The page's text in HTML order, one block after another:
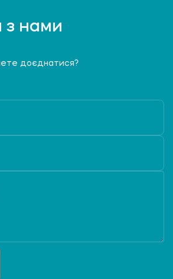
з нами
доєднатися?